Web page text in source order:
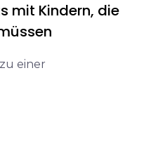
mit Kindern, die
einer